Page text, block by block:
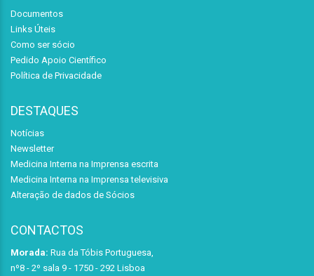
Documentos
Links Úteis
Como ser sócio
Pedido Apoio Científico
Política de Privacidade
DESTAQUES
Notícias
Newsletter
Medicina Interna na Imprensa escrita
Medicina Interna na Imprensa televisiva
Alteração de dados de Sócios
CONTACTOS
Morada: Rua da Tóbis Portuguesa,
nº8 - 2º sala 9 - 1750 - 292 Lisboa